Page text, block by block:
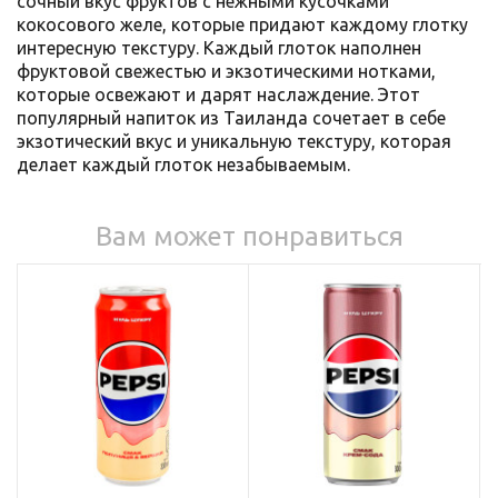
кокосового желе, которые придают каждому глотку
интересную текстуру. Каждый глоток наполнен
фруктовой свежестью и экзотическими нотками,
которые освежают и дарят наслаждение. Этот
популярный напиток из Таиланда сочетает в себе
экзотический вкус и уникальную текстуру, которая
делает каждый глоток незабываемым.
Вам может понравиться